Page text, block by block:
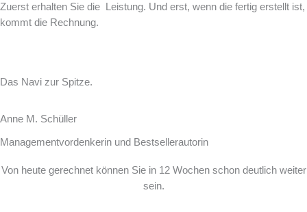
Zuerst erhalten Sie die Leistung. Und erst, wenn die fertig erstellt ist,
kommt die Rechnung.
Das Navi zur Spitze.
Anne M. Schüller
Managementvordenkerin und Bestsellerautorin
Von heute gerechnet können Sie in 12 Wochen schon deutlich weiter
sein.